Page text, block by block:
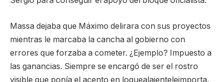
Massa dejaba que Máximo delirara con sus proyectos
mientras le marcaba la cancha al gobierno con
errores que forzaba a cometer. ¿Ejemplo? Impuesto a
las ganancias. Siempre se encargó de ser el rostro
visible que ponía el acento en loquealajenteleimporta.